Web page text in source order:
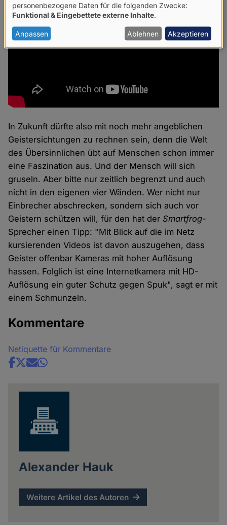
In Zukunft dürfte also mit noch mehr angeblichen
Geistersichtungen zu rechnen sein, denn die Welt
des Übersinnlichen übt auf Menschen schon immer
eine Faszination aus. Und der Mensch will sich
gruseln. Aber bitte nur zeitlich begrenzt und auch
nicht in den eigenen vier Wänden. Wer nicht nur
Einbrecher abschrecken, sondern sich auch vor
Geistern schützen will, für den hat derSmartfrog-
Sprecher einen Tipp: "Mit Blick auf die im Netz
kursierenden Videos ist davon auszugehen, dass
Geister offenbar Kameras mit hoher Auflösung
hassen. Folglich ist eine Internetkamera mit HD-
Auflösung ein guter Schutz gegen Spuk", sagt er mit
einem Schmunzeln.
Kommentare
Netiquette für Kommentare
Share
Alexander Hauk
Weitere Artikel des Autoren
Verwendung
von
personenbezogenen
Daten
personenbezogene Daten für die folgenden Zwecke:
Funktional & Eingebettete externe Inhalte.
Anpassen Ablehnen Akzeptieren